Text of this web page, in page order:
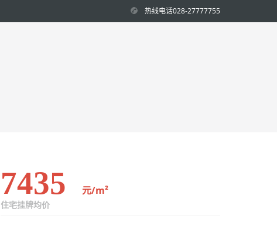
热线电话028-27777755
7435 元/m²
住宅挂牌均价